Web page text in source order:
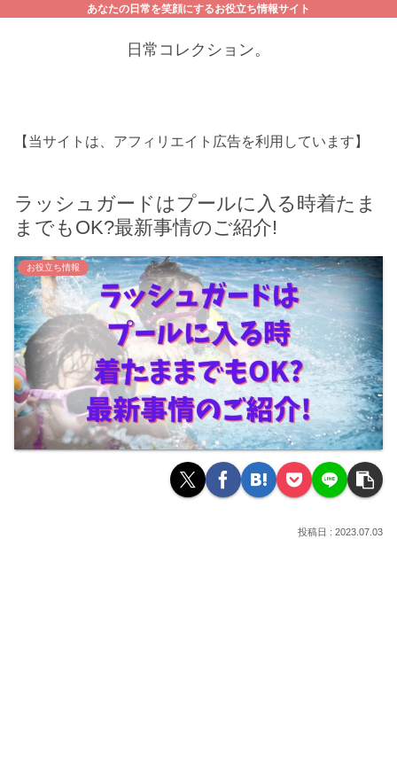
あなたの日常を笑顔にするお役立ち情報サイト
日常コレクション。
【当サイトは、アフィリエイト広告を利用しています】
ラッシュガードはプールに入る時着たま
までもOK?最新事情のご紹介!
お役立ち情報
2023.07.03